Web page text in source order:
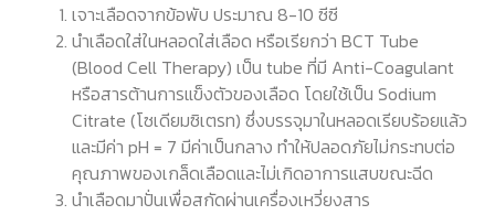
เจาะเลือดจากข้อพับ ประมาณ 8-10 ซีซี
นำเลือดใส่ในหลอดใส่เลือด หรือเรียกว่า BCT Tube
(Blood Cell Therapy) เป็น tube ที่มี Anti-Coagulant
หรือสารต้านการแข็งตัวของเลือด โดยใช้เป็น Sodium
Citrate (โซเดียมซิเตรท) ซึ่งบรรจุมาในหลอดเรียบร้อยแล้ว
และมีค่า pH = 7 มีค่าเป็นกลาง ทำให้ปลอดภัยไม่กระทบต่อ
คุณภาพของเกล็ดเลือดและไม่เกิดอาการแสบขณะฉีด
นำเลือดมาปั่นเพื่อสกัดผ่านเครื่องเหวี่ยงสาร